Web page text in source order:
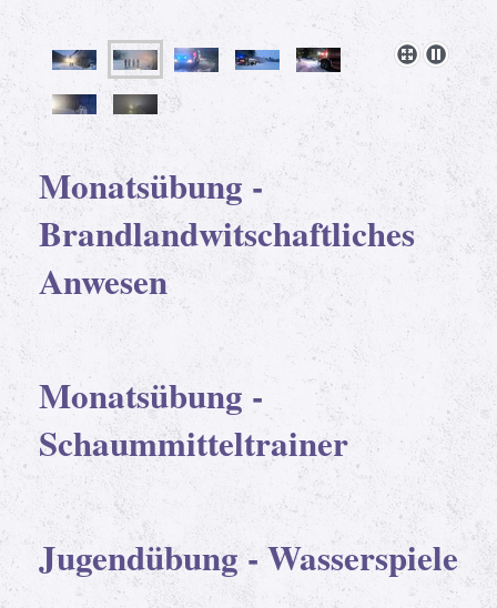
Monatsübung -
Brandlandwitschaftliches
Anwesen
Monatsübung -
Schaummitteltrainer
Jugendübung - Wasserspiele